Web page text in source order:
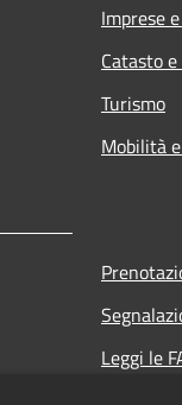
Imprese
Catasto
Turismo
Mobilità
Leggi le